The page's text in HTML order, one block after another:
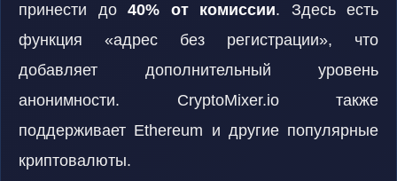
принести до 40% от комиссии. Здесь есть
функция «адрес без регистрации», что
добавляет дополнительный уровень
анонимности. CryptoMixer.io также
поддерживает Ethereum и другие популярные
криптовалюты.